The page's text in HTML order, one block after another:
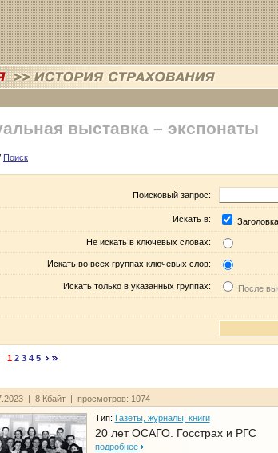
выставка – экспонаты
Поиск
Поисковый запрос:
Искать в:
Не искать в ключевых словах:
Искать во всех группах ключевых слов:
Искать только в указанных группах: После
1 2 3 4 5
| 8 Кбайт | просмотров: 1074
Тип: Газеты, журналы, книги
20 лет ОСАГО. Госстрах и РГС
подробнее